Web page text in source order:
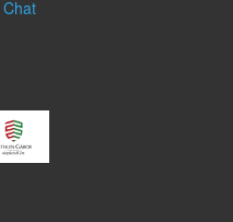
Chat